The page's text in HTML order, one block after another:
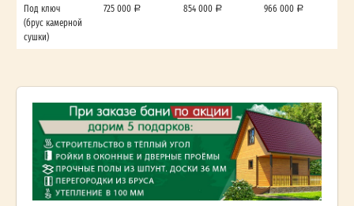
Под ключ
(брус камерной
сушки)
725 000 854 000 966 000